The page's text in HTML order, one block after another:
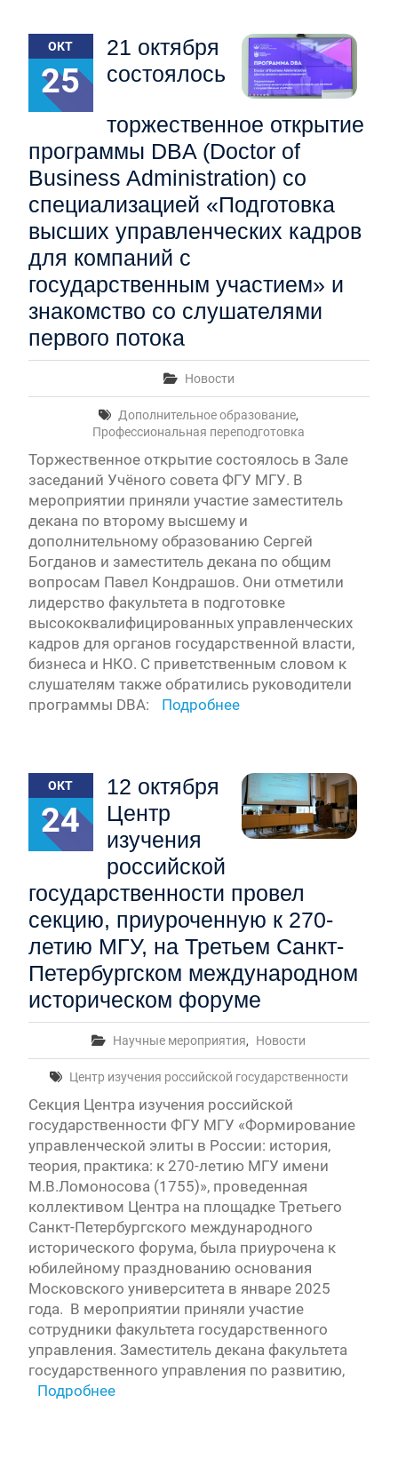
ОКТ
25
21 октября
состоялось
торжественное открытие
программы DBA (Doctor of
Business Administration) со
специализацией «Подготовка
высших управленческих кадров
для компаний с
государственным участием» и
знакомство со слушателями
первого потока
Новости
Дополнительное образование,
Профессиональная переподготовка
Торжественное открытие состоялось в Зале
заседаний Учёного совета ФГУ МГУ. В
мероприятии приняли участие заместитель
декана по второму высшему и
дополнительному образованию Сергей
Богданов и заместитель декана по общим
вопросам Павел Кондрашов. Они отметили
лидерство факультета в подготовке
высококвалифицированных управленческих
кадров для органов государственной власти,
бизнеса и НКО. С приветственным словом к
слушателям также обратились руководители
программы DBA:
Подробнее
ОКТ
24
12 октября
Центр
изучения
российской
государственности провел
секцию, приуроченную к 270-
летию МГУ, на Третьем Санкт-
Петербургском международном
историческом форуме
Научные мероприятия, Новости
Центр изучения российской государственности
Секция Центра изучения российской
государственности ФГУ МГУ «Формирование
управленческой элиты в России: история,
теория, практика: к 270-летию МГУ имени
М.В.Ломоносова (1755)», проведенная
коллективом Центра на площадке Третьего
Санкт-Петербургского международного
исторического форума, была приурочена к
юбилейному празднованию основания
Московского университета в январе 2025
года. В мероприятии приняли участие
сотрудники факультета государственного
управления. Заместитель декана факультета
государственного управления по развитию,
Подробнее